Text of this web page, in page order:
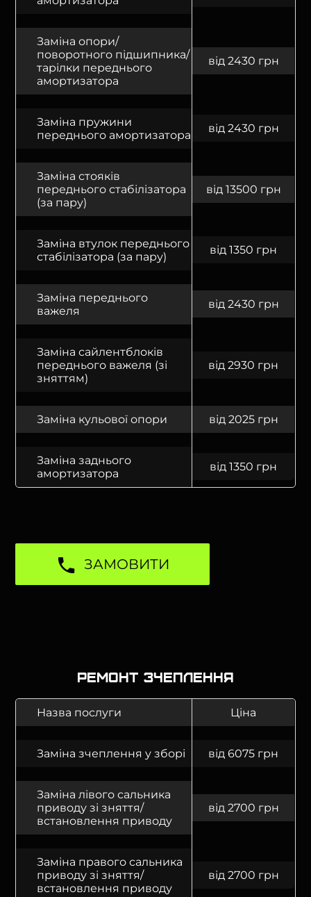
Заміна опори/
поворотного підшипника/
тарілки переднього
амортизатора
від 2430 грн
Заміна пружини
переднього амортизатора
від 2430 грн
Заміна стояків
переднього стабілізатора
(за пару)
від 13500 грн
Заміна втулок переднього
стабілізатора (за пару)
від 1350 грн
Заміна переднього
важеля
від 2430 грн
Заміна сайлентблоків
переднього важеля (зі
зняттям)
від 2930 грн
Заміна кульової опори від 2025 грн
Заміна заднього
амортизатора
від 1350 грн
ЗАМОВИТИ
Ремонт зчеплення
Назва послуги Ціна
Заміна зчеплення у зборі від 6075 грн
Заміна лівого сальника
приводу зі зняття/
встановлення приводу
від 2700 грн
Заміна правого сальника
приводу зі зняття/
встановлення приводу
від 2700 грн